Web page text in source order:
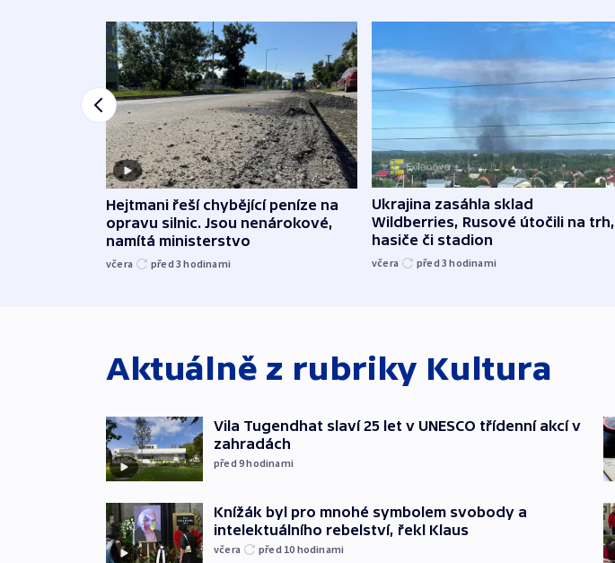
Hejtmani řeší chybějící peníze na
opravu silnic. Jsou nenárokové,
namítá ministerstvo
včera před 3hodinami
Ukrajina zasáhla sklad
Wildberries, Rusové útočili na trh,
hasiče či stadion
včera před 3hodinami
Aktuálně z rubriky Kultura
Vila Tugendhat slaví 25 let v UNESCO třídenní akcí v
zahradách
před 9hodinami
Knížák byl pro mnohé symbolem svobody a
intelektuálního rebelství, řekl Klaus
včera před 10 hodinami